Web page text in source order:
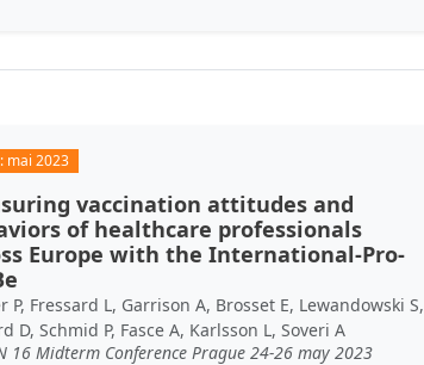
mai 2023
vaccination attitudes and
of healthcare professionals
Europe with the International-Pro-
P, Fressard L, Garrison A, Brosset E, Lewandowski S,
D, Schmid P, Fasce A, Karlsson L, Soveri A
16 Midterm Conference Prague 24-26 may 2023